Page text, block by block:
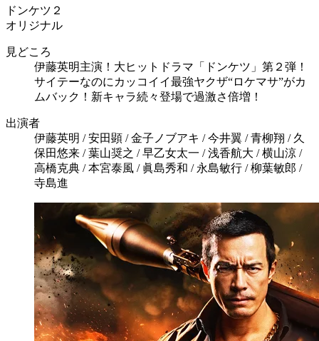
ドンケツ２
オリジナル
見どころ
伊藤英明主演！大ヒットドラマ「ドンケツ」第２弾！
サイテーなのにカッコイイ最強ヤクザ“ロケマサ”がカ
ムバック！新キャラ続々登場で過激さ倍増！
出演者
伊藤英明 / 安田顕 / 金子ノブアキ / 今井翼 / 青柳翔 / 久
保田悠来 / 葉山奨之 / 早乙女太一 / 浅香航大 / 横山涼 /
高橋克典 / 本宮泰風 / 眞島秀和 / 永島敏行 / 柳葉敏郎 /
寺島進